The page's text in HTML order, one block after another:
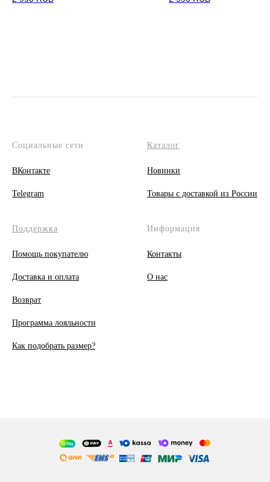
Социальные сети
ВКонтакте
Telegram
Каталог
Новинки
Товары с доставкой из России
Поддержка
Помощь покупателю
Доставка и оплата
Возврат
Программа лояльности
Как подобрать размер?
Информация
Контакты
О нас